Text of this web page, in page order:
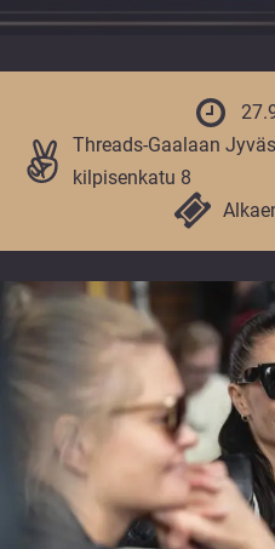
Threads-Gaalaan
kilpisenkatu 8